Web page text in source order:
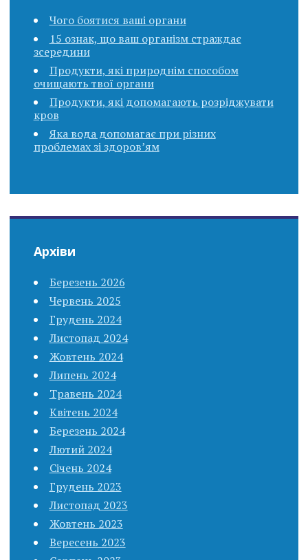
Чого боятися ваші органи
15 ознак, що ваш організм страждає
зсередини
Продукти, які природнім способом
очищають твої органи
Продукти, які допомагають розріджувати
кров
Яка вода допомагає при різних
проблемах зі здоров’ям
Архіви
Березень 2026
Червень 2025
Грудень 2024
Листопад 2024
Жовтень 2024
Липень 2024
Травень 2024
Квітень 2024
Березень 2024
Лютий 2024
Січень 2024
Грудень 2023
Листопад 2023
Жовтень 2023
Вересень 2023